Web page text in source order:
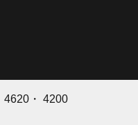
4620・ 4200